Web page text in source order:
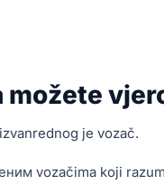
možete
je vozač.
vozačima koji